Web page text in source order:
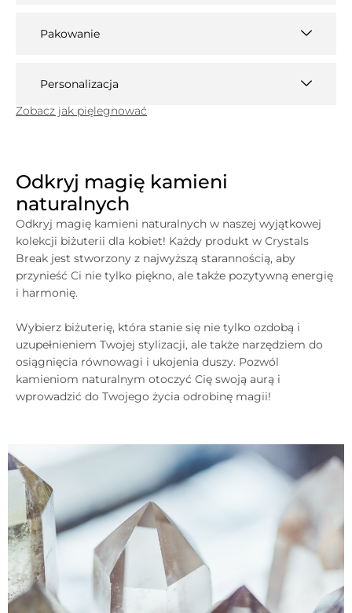
Pakowanie
Personalizacja
Zobacz jak pięlegnować
Odkryj magię kamieni
naturalnych
Odkryj magię kamieni naturalnych w naszej wyjątkowej
kolekcji biżuterii dla kobiet! Każdy produkt w Crystals
Break jest stworzony z najwyższą starannością, aby
przynieść Ci nie tylko piękno, ale także pozytywną energię
i harmonię.
Wybierz biżuterię, która stanie się nie tylko ozdobą i
uzupełnieniem Twojej stylizacji, ale także narzędziem do
osiągnięcia równowagi i ukojenia duszy. Pozwól
kamieniom naturalnym otoczyć Cię swoją aurą i
wprowadzić do Twojego życia odrobinę magii!